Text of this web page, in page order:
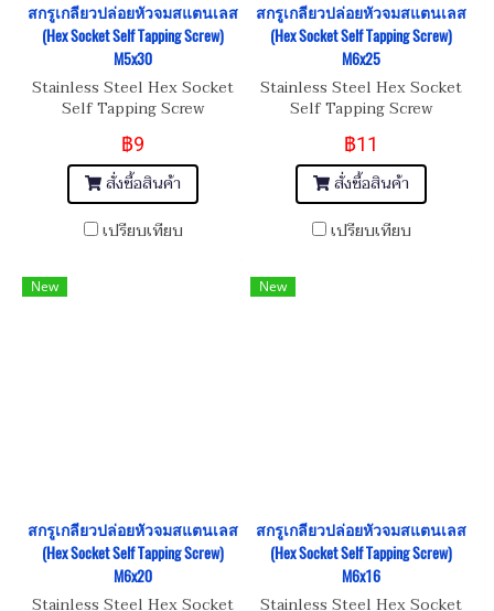
สกรูเกลียวปล่อยหัวจมสแตนเลส
(Hex Socket Self Tapping Screw)
M5x30
Stainless Steel Hex Socket
Self Tapping Screw
฿9
สั่งซื้อสินค้า
เปรียบเทียบ
สกรูเกลียวปล่อยหัวจมสแตนเลส
(Hex Socket Self Tapping Screw)
M6x25
Stainless Steel Hex Socket
Self Tapping Screw
฿11
สั่งซื้อสินค้า
เปรียบเทียบ
New
สกรูเกลียวปล่อยหัวจมสแตนเลส
(Hex Socket Self Tapping Screw)
M6x20
Stainless Steel Hex Socket
New
สกรูเกลียวปล่อยหัวจมสแตนเลส
(Hex Socket Self Tapping Screw)
M6x16
Stainless Steel Hex Socket